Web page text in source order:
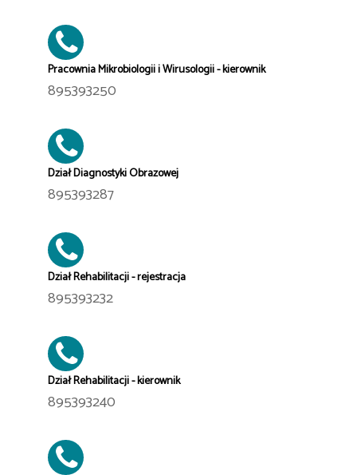
Pracownia Mikrobiologii i Wirusologii - kierownik
895393250
Dział Diagnostyki Obrazowej
895393287
Dział Rehabilitacji - rejestracja
895393232
Dział Rehabilitacji - kierownik
895393240